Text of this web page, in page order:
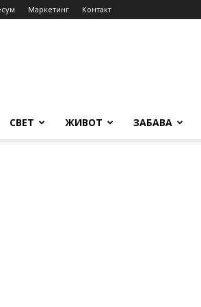
Маркетинг Контакт
СВЕТ ЖИВОТ ЗАБАВА